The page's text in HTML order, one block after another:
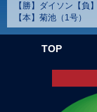
【勝】ダイソン【負
【本】菊池（1号）
TOP